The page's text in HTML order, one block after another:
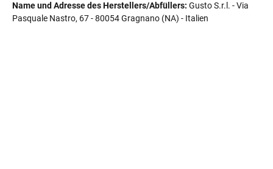
Name und Adresse des Herstellers/Abfüllers: Gusto S.r.l. - Via
Pasquale Nastro, 67 - 80054 Gragnano (NA) - Italien